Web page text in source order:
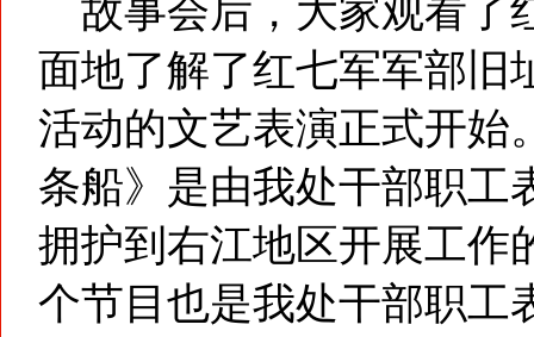
故事会后，大家观看了
面地了解了红七军军部旧
活动的文艺表演正式开始
条船》是由我处干部职工
拥护到右江地区开展工作
个节目也是我处干部职工